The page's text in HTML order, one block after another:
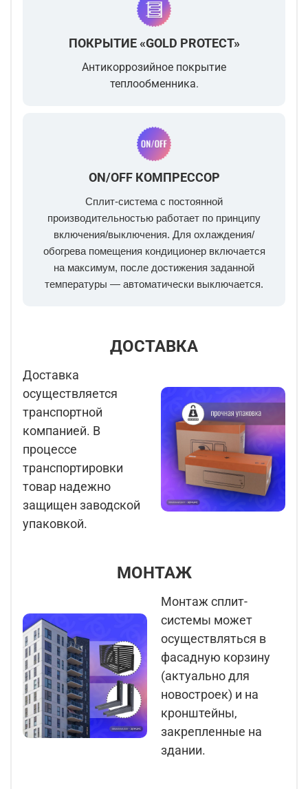
ПОКРЫТИЕ «GOLD PROTECT»
Антикоррозийное покрытие
теплообменника.
ON/OFF КОМПРЕССОР
Сплит-система с постоянной
производительностью работает по принципу
включения/выключения. Для охлаждения/
обогрева помещения кондиционер включается
на максимум, после достижения заданной
температуры — автоматически выключается.
ДОСТАВКА
Доставка
осуществляется
транспортной
компанией. В
процессе
транспортировки
товар надежно
защищен заводской
упаковкой.
МОНТАЖ
Монтаж сплит-
системы может
осуществляться в
фасадную корзину
(актуально для
новостроек) и на
кронштейны,
закрепленные на
здании.